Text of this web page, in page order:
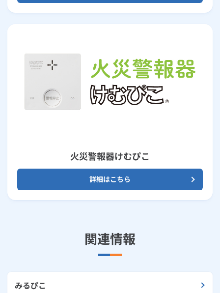
火災警報器けむぴこ
詳細はこちら
関連情報
みるぴこ